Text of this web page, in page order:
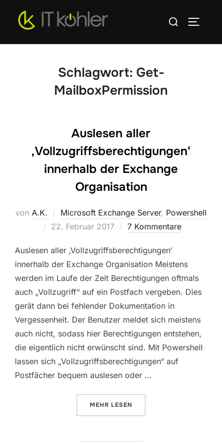
Inhalt
Suchen
Schlagwort: Get-
MailboxPermission
Auslesen aller
‚Vollzugriffsberechtigungen‘
innerhalb der Exchange
Organisation
von A.K. Microsoft Exchange Server, Powershell
Veröffentlicht
22. Februar 2017 7 Kommentare
Auslesen aller ‚Vollzugriffsberechtigungen‘
innerhalb der Exchange Organisation Meistens
werden im Laufe der Zeit Berechtigungen oftmals
auch „Vollzugriff“ auf ein Postfach vergeben. Dies
gerät dann bei fehlender Dokumentation in
Vergessenheit. Der Benutzer meldet sich meistens
auch nicht, sodass hier Berechtigungen entstehen,
die eigentlich nicht erwünscht sind. Mit Powershell
lassen sich „Vollzugriffsberechtigungen“ auf
Postfächer bequem auslesen oder …
MEHR ÜBER „AUSLESEN ALLER
LESEN